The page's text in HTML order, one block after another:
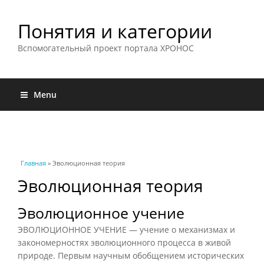
Понятия и категории
Вспомогательный проект портала ХРОНОС
Menu
Вы здесь
Главная » Эволюционная теория
Эволюционная теория
Эволюционное учение
ЭВОЛЮЦИОННОЕ УЧЕНИЕ — учение о механизмах и
закономерностях эволюционного процесса в живой
природе. Первым научным обобщением исторических